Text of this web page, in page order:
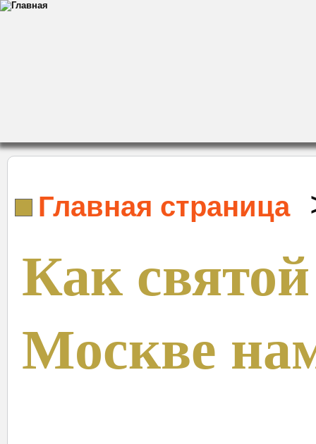
Главная страница
Как
Москве